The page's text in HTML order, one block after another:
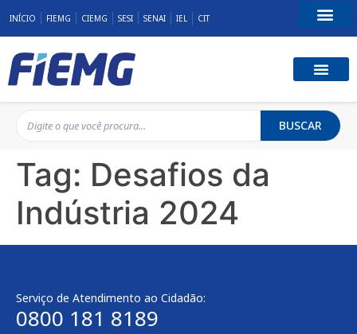
INÍCIO FIEMG CIEMG SESI SENAI IEL CIT
BUSCAR
Tag: Desafios da
Indústria 2024
Serviço de Atendimento ao Cidadão:
0800 181 8189